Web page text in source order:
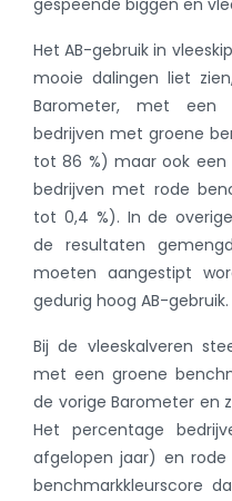
gespeende biggen en
Het AB-gebruik in
mooie dalingen liet
Barometer, met
bedrijven met groene
tot 86 %) maar ook
bedrijven met rode
tot 0,4 %). In de
de resultaten
moeten aangestipt
gedurig hoog AB-gebruik.
Bij de vleeskalveren
met een groene
de vorige Barometer en
Het percentage
afgelopen jaar) en
benchmarkkleurscore